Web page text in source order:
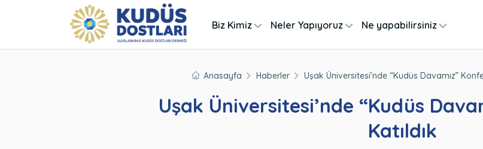
Biz Kimiz Neler Yapıyoruz Ne yapabilirsiniz
Anasayfa Haberler Uşak Üniversitesi’nde “Kudüs Davamız”
Uşak Üniversitesi’nde “Kudüs
Katıldık